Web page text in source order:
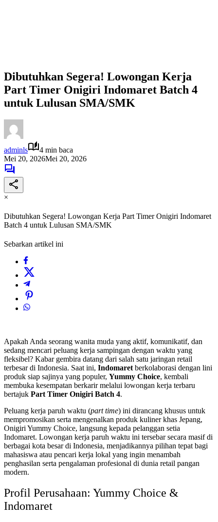
Dibutuhkan Segera! Lowongan Kerja
Part Timer Onigiri Indomaret Batch 4
untuk Lulusan SMA/SMK
adminls
4 min baca
Mei 20, 2026Mei 20, 2026
×
Dibutuhkan Segera! Lowongan Kerja Part Timer Onigiri Indomaret
Batch 4 untuk Lulusan SMA/SMK
Sebarkan artikel ini
Apakah Anda seorang wanita muda yang aktif, komunikatif, dan
sedang mencari peluang kerja sampingan dengan waktu yang
fleksibel? Kabar gembira datang dari salah satu jaringan retail
terbesar di Indonesia. Saat ini, Indomaret berkolaborasi dengan lini
produk siap sajinya yang populer, Yummy Choice, kembali
membuka kesempatan berkarir melalui lowongan kerja terbaru
bertajuk Part Timer Onigiri Batch 4.
Peluang kerja paruh waktu (part time) ini dirancang khusus untuk
mempromosikan serta mengenalkan produk kuliner khas Jepang,
Onigiri Yummy Choice, langsung kepada pelanggan setia
Indomaret. Lowongan kerja paruh waktu ini tersebar secara masif di
berbagai kota besar di Indonesia, menjadikannya pilihan tepat bagi
mahasiswa atau pencari kerja lokal yang ingin menambah
penghasilan serta pengalaman profesional di dunia retail pangan
modern.
Profil Perusahaan: Yummy Choice &
Indomaret